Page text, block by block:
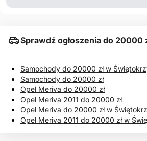
Sprawdź ogłoszenia do 20000
Samochody do 20000 zł w
Samochody do 20000 zł
Opel Meriva do 20000 zł
Opel Meriva 2011 do 20000 zł
Opel Meriva do 20000 zł w
Opel Meriva 2011 do 20000 zł w